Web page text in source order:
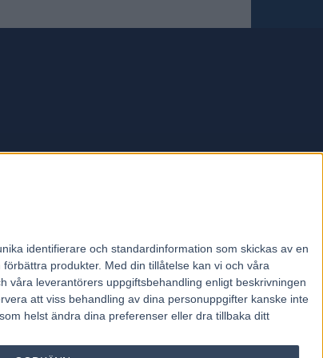
identifierare och standardinformation som skickas av en
produkter. Med din tillåtelse kan vi och våra
våra leverantörers uppgiftsbehandling enligt beskrivningen
att viss behandling av dina personuppgifter kanske inte
helst ändra dina preferenser eller dra tillbaka ditt